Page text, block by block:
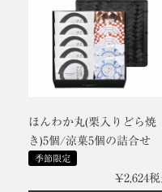
ほんわか丸(栗入りどら焼
き)5個/涼菓5個の詰合せ
季節限定
¥2,624